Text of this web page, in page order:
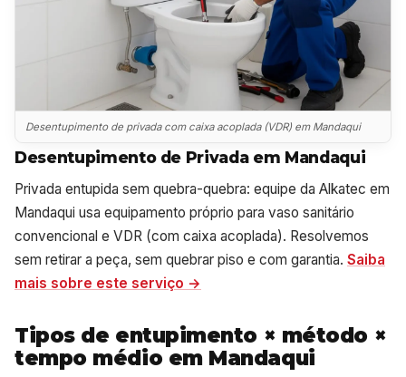
Desentupimento de privada com caixa acoplada (VDR) em Mandaqui
Desentupimento de Privada em Mandaqui
Privada entupida sem quebra-quebra: equipe da Alkatec em
Mandaqui usa equipamento próprio para vaso sanitário
convencional e VDR (com caixa acoplada). Resolvemos
sem retirar a peça, sem quebrar piso e com garantia. Saiba
mais sobre este serviço →
Tipos de entupimento × método ×
tempo médio em Mandaqui